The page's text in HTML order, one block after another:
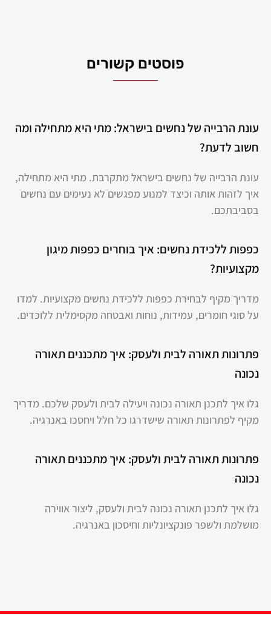
פוסטים קשורים
עונת הרבייה של נחשים בישראל: מתי היא מתחילה ומה
חשוב לדעת?
עונת הרבייה של נחשים בישראל מתקרבת. מתי היא מתחילה,
איך לזהות אותה וכיצד למנוע מפגשים לא נעימים עם נחשים
בסביבתכם.
כפפות ללכידת נחשים: איך בוחרים כפפות מיגון
מקצועיות?
מדריך מקיף לבחירת כפפות ללכידת נחשים מקצועיות. למדו
על סוגי חומרים, עמידות, נוחות ואבטחה מקסימלית ללוכדים.
פתרונות תאורה לבית ולעסק: איך מתכננים תאורה
נכונה
גלו איך לתכנן תאורה נכונה ויעילה לבית ולעסק שלכם. מדריך
מקיף לפתרונות תאורה שישדרגו כל חלל ויחסכו באנרגיה.
פתרונות תאורה לבית ולעסק: איך מתכננים תאורה
נכונה
גלו איך לתכנן תאורה נכונה לבית ולעסק, ליצור אווירה
מושלמת ולשפר פונקציונליות וחיסכון באנרגיה.